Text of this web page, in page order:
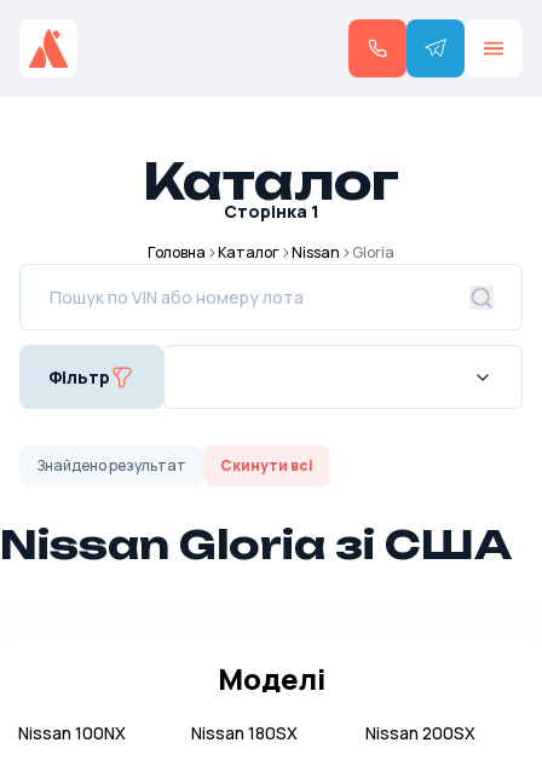
Каталог
Сторінка 1
Головна Каталог Nissan Gloria
Фільтр
Знайденорезультат Скинути всі
Nissan Gloria зі США
Моделі
Nissan 100NX Nissan 180SX Nissan 200SX